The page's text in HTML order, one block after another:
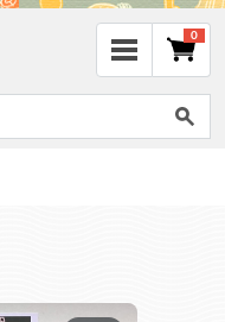
0